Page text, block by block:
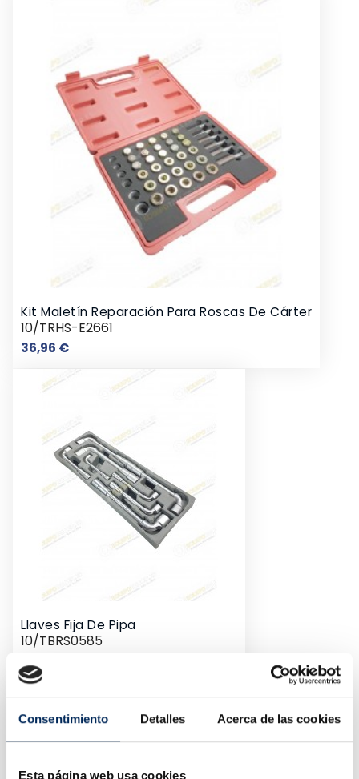
Consentimiento Detalles Acerca de las cookies
Esta página web usa cookies
Kit Maletín Reparación Para Roscas De Cárter
10/TRHS-E2661
36,96 €Precio
Llaves Fija De Pipa
10/TBRS0585